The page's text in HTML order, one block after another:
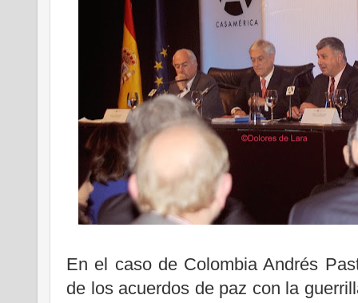
En el caso de Colombia Andrés
de los acuerdos de paz con la